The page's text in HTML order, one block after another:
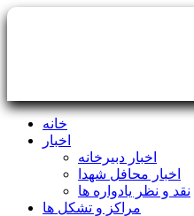
خانه
اخبار
اخبار دبیرخانه
اخبار محافل شهدا
نقد و نظر یادواره ها
مراکز و تشکل ها